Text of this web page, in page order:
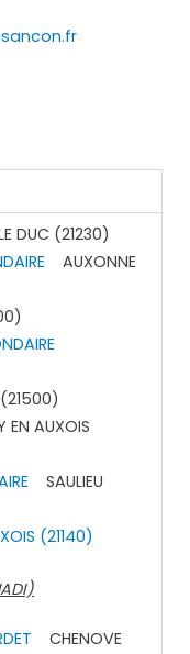
DUC (21230)
AUXONNE
EN AUXOIS
SAULIEU
(21140)
CHENOVE